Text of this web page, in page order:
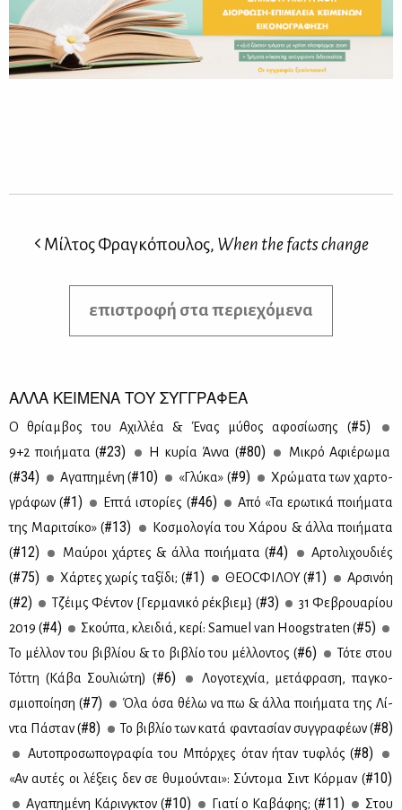
Μίλτος Φραγκόπουλος, When the facts change
επιστροφή στα περιεχόμενα
ΑΛΛΑ ΚΕΙΜΕΝΑ ΤΟΥ ΣΥΓΓΡΑΦΕΑ
Ο θρί­αμ­βος του Αχιλ­λέα & Ένας μύ­θος αφο­σί­ω­σης (#5)
9+2 ποι­ή­μα­τα (#23) Η κυ­ρία Άν­να (#80)
Μι­κρό Αφιέ­ρω­μα
(#34) Αγα­πη­μέ­νη (#10) «Γλύ­κα» (#9)
Χρώ­μα­τα των χαρ­το­
γρά­φων (#1) Επτά ιστο­ρί­ες (#46)
Από «Τα ερω­τι­κά ποι­ή­μα­τα
της Μα­ρι­τσί­κο» (#13)
Κο­σμο­λο­γία του Χά­ρου & άλ­λα ποι­ή­μα­τα
(#12) Μαύ­ροι χάρ­τες & άλ­λα ποι­ή­μα­τα (#4)
Αρ­το­λι­χου­διές
(#75) Χάρ­τες χω­ρίς τα­ξί­δι; (#1) ΘΕ­Ο­CΦΙ­ΛΟΥ (#1)
Αρ­σι­νόη
(#2) Τζέιμς Φέ­ντον {Γερ­μα­νι­κό ρέκ­βιεμ} (#3)
31 Φε­βρουα­ρί­ου
2019 (#4) Σκού­πα, κλει­διά, κε­ρί: Samuel van Hoogstraten (#5)
Το μέλ­λον του βι­βλί­ου & το βι­βλίο του μέλ­λο­ντος (#6)
Τό­τε στου
Τότ­τη (Κά­βα Σου­λιώ­τη) (#6)
Λο­γο­τε­χνία, με­τά­φρα­ση, πα­γκο­
σμιο­ποί­η­ση (#7)
Όλα όσα θέ­λω να πω & άλ­λα ποι­ή­μα­τα της Λί­
ντα Πά­σταν (#8) Το βι­βλίο των κα­τά φα­ντα­σί­αν συγ­γρα­φέ­ων (#8)
Αυ­το­προ­σω­πο­γρα­φία του Μπόρ­χες όταν ήταν τυ­φλός (#8)
«Αν αυ­τές οι λέ­ξεις δεν σε θυ­μού­νται»: Σύ­ντο­μα Σιντ Κόρ­μαν (#10)
Αγα­πη­μέ­νη Κά­ρινγ­κτον (#10) Για­τί ο Κα­βά­φης; (#11)
Στου